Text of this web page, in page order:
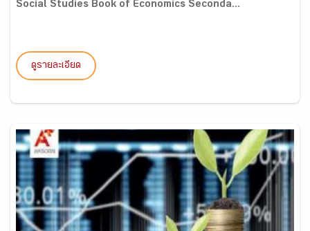
Social Studies Book of Economics Seconda...
ดูรายละเอียด